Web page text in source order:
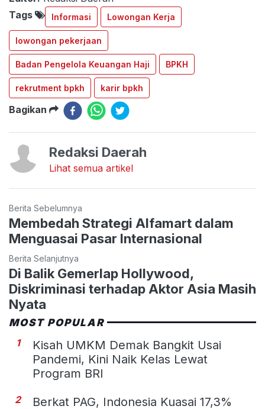
Tags
Informasi Lowongan Kerja
lowongan pekerjaan
Badan Pengelola Keuangan Haji BPKH
rekrutment bpkh karir bpkh
Bagikan
Redaksi Daerah
Lihat semua artikel
Berita Sebelumnya
Membedah Strategi Alfamart dalam
Menguasai Pasar Internasional
Berita Selanjutnya
Di Balik Gemerlap Hollywood,
Diskriminasi terhadap Aktor Asia Masih
Nyata
MOST POPULAR
1
Kisah UMKM Demak Bangkit Usai
Pandemi, Kini Naik Kelas Lewat
Program BRI
2
Berkat PAG, Indonesia Kuasai 17,3%